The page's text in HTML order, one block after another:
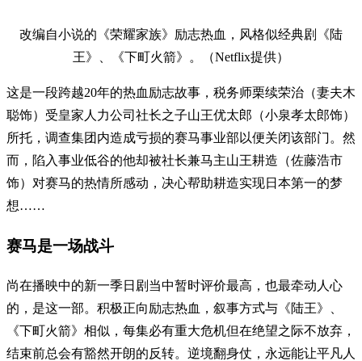
改编自小说的《荣耀家族》励志热血，风格似经典剧《陆
王》、《下町火箭》。（Netflix提供）
这是一段跨越20年的热血励志故事，税务师栗续荣治（妻夫木
聪饰）受皇家人力公司社长之子山王优太郎（小泉孝太郎饰）
所托，调查集团内造成亏损的赛马事业部以便关闭该部门。然
而，陷入事业低谷的他却被社长兼马主山王耕造（佐藤浩市
饰）对赛马的热情所感动，决心帮助耕造实现日本第一的梦
想……
赛马是一场战斗
尚在播映中的新一季日剧当中暂时评价最高，也最牵动人心
的，是这一部。积极正向励志热血，叙事方式与《陆王》、
《下町火箭》相似，每集必有重大危机但在绝望之际不放弃，
结束前总会有豁然开朗的反转。逆境翻身仗，永远能让平凡人